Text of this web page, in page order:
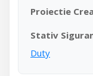
Proiectie
Stativ
Duty